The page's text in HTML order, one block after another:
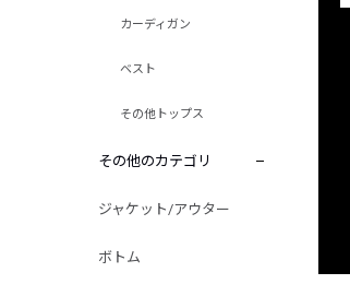
カーディガン
ベスト
その他トップス
その他のカテゴリ
ジャケット/アウター
ボトム
別注限定 フード付き チェックシャツジャケット